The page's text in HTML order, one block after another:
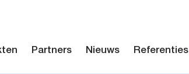
Partners Nieuws Referenties